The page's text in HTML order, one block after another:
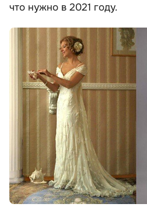
что нужно в 2021 году.